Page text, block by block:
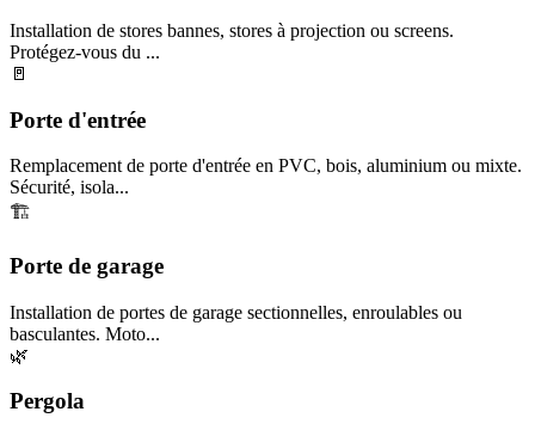
Installation de stores bannes, stores à projection ou screens.
Protégez-vous du ...
🚪
Porte d'entrée
Remplacement de porte d'entrée en PVC, bois, aluminium ou mixte.
Sécurité, isola...
🏗️
Porte de garage
Installation de portes de garage sectionnelles, enroulables ou
basculantes. Moto...
🌿
Pergola